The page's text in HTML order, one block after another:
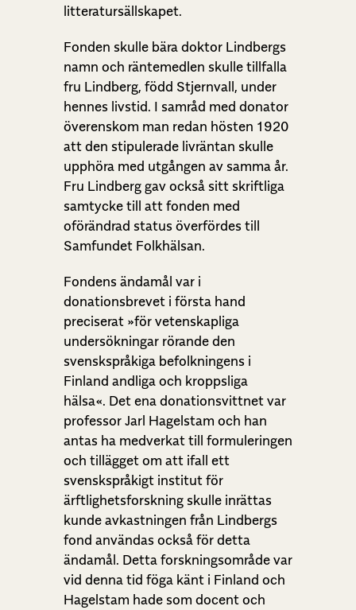
litteratursällskapet.
Fonden skulle bära doktor Lindbergs
namn och räntemedlen skulle tillfalla
fru Lindberg, född Stjernvall, under
hennes livstid. I samråd med donator
överenskom man redan hösten 1920
att den stipulerade livräntan skulle
upphöra med utgången av samma år.
Fru Lindberg gav också sitt skriftliga
samtycke till att fonden med
oförändrad status överfördes till
Samfundet Folkhälsan.
Fondens ändamål var i
donationsbrevet i första hand
preciserat »för vetenskapliga
undersökningar rörande den
svenskspråkiga befolkningens i
Finland andliga och kroppsliga
hälsa«. Det ena donationsvittnet var
professor Jarl Hagelstam och han
antas ha medverkat till formuleringen
och tillägget om att ifall ett
svenskspråkigt institut för
ärftlighetsforskning skulle inrättas
kunde avkastningen från Lindbergs
fond användas också för detta
ändamål. Detta forskningsområde var
vid denna tid föga känt i Finland och
Hagelstam hade som docent och